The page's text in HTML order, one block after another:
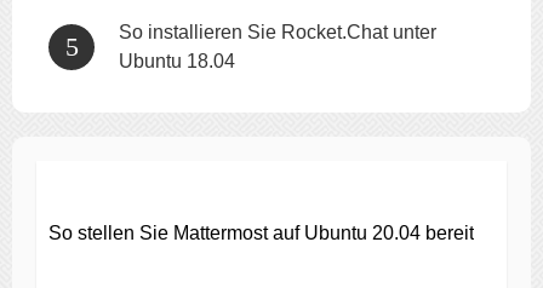
So installieren Sie Rocket.Chat unter
Ubuntu 18.04
So stellen Sie Mattermost auf Ubuntu 20.04 bereit